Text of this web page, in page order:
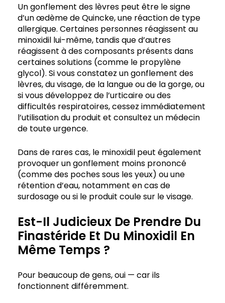
Un gonflement des lèvres peut être le signe
d’un œdème de Quincke, une réaction de type
allergique. Certaines personnes réagissent au
minoxidil lui-même, tandis que d’autres
réagissent à des composants présents dans
certaines solutions (comme le propylène
glycol). Si vous constatez un gonflement des
lèvres, du visage, de la langue ou de la gorge, ou
si vous développez de l’urticaire ou des
difficultés respiratoires, cessez immédiatement
l’utilisation du produit et consultez un médecin
de toute urgence.
Dans de rares cas, le minoxidil peut également
provoquer un gonflement moins prononcé
(comme des poches sous les yeux) ou une
rétention d’eau, notamment en cas de
surdosage ou si le produit coule sur le visage.
Est-Il Judicieux De Prendre Du
Finastéride Et Du Minoxidil En
Même Temps ?
Pour beaucoup de gens, oui — car ils
fonctionnent différemment.